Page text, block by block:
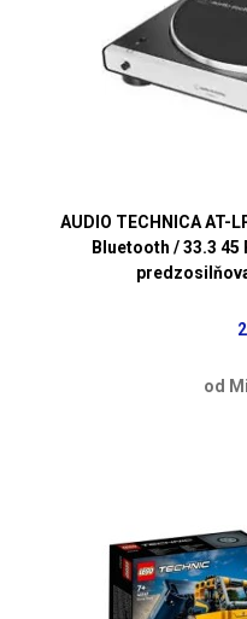
AUDIO TECHNICA AT-
Bluetooth / 33.3 45
od